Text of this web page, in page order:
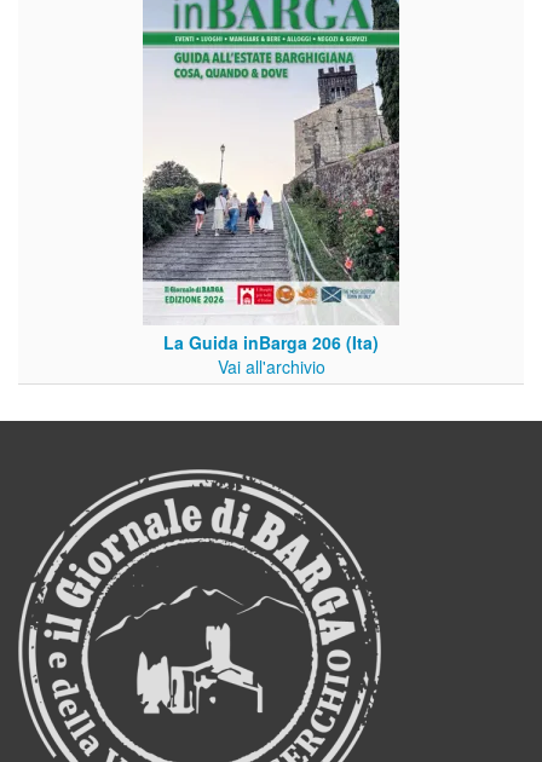
La Guida inBarga 206 (Ita)
Vai all'archivio